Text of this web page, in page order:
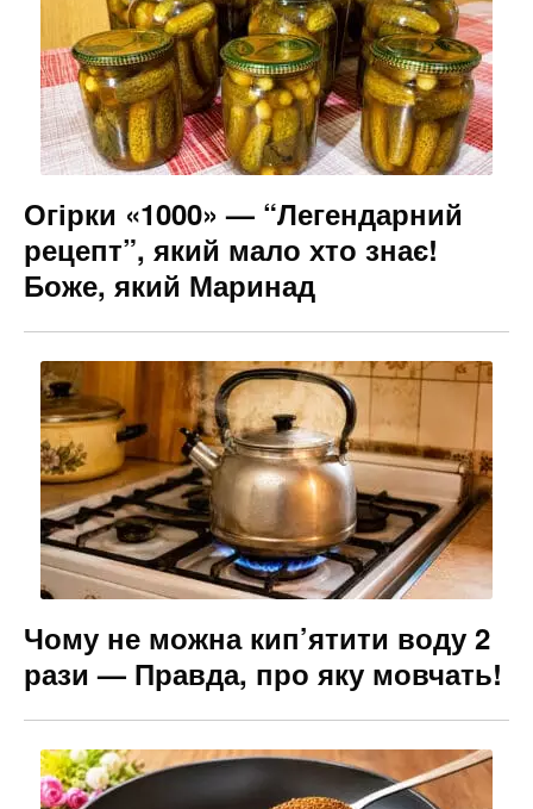
k
er
Огірки «1000» — “Легендарний
рецепт”, який мало хто знає!
Боже, який Маринад
Чому не можна кип’ятити воду 2
рази — Правда, про яку мовчать!